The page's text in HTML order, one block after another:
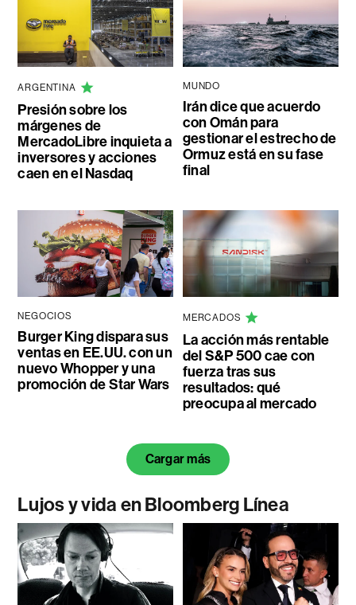
ARGENTINA
Presión sobre los
márgenes de
MercadoLibre inquieta a
inversores y acciones
caen en el Nasdaq
MUNDO
Irán dice que acuerdo
con Omán para
gestionar el estrecho de
Ormuz está en su fase
final
NEGOCIOS
Burger King dispara sus
ventas en EE.UU. con un
nuevo Whopper y una
promoción de Star Wars
MERCADOS
La acción más rentable
del S&P 500 cae con
fuerza tras sus
resultados: qué
preocupa al mercado
Cargar más
Lujos y vida en Bloomberg Línea